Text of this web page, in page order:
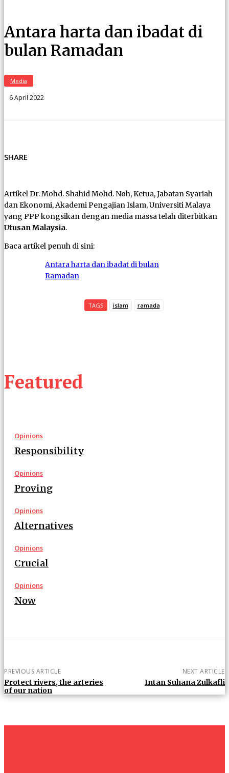
Antara harta dan ibadat di
bulan Ramadan
Media
6 April 2022
Featured
Opinions
Responsibility
Opinions
Proving
Opinions
Alternatives
Opinions
Crucial
Opinions
Now
SHARE
Artikel Dr. Mohd. Shahid Mohd. Noh, Ketua, Jabatan Syariah
dan Ekonomi, Akademi Pengajian Islam, Universiti Malaya
yang PPP kongsikan dengan media massa telah diterbitkan
Utusan Malaysia.
Baca artikel penuh di sini:
Antara harta dan ibadat di bulan
Ramadan
TAGS islam ramada
PREVIOUS ARTICLE
Protect rivers, the arteries
of our nation
NEXT ARTICLE
Intan Suhana Zulkafli